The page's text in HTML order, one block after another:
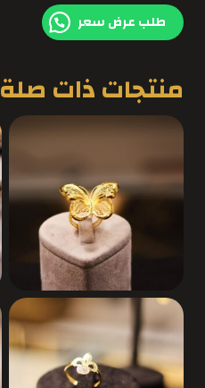
طلب عرض سعر
منتجات ذات صلة